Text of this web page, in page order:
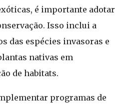
é importante adotar
Isso inclui a
das espécies invasoras e
nativas em
de habitats.
programas de